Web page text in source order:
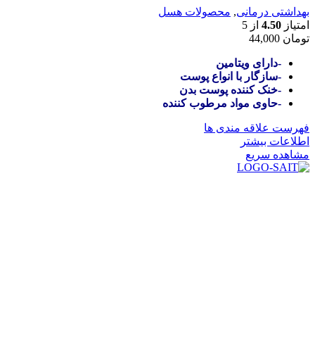
بهداشتی درمانی, محصولات هسل
امتیاز 4.50 از 5
تومان
-دارای ویتامین
-سازگار با انواع پوست‌
-خنک کننده پوست بدن
-حاوی مواد مرطوب کننده
فهرست علاقه مندی ها
اطلاعات بیشتر
مشاهده سریع